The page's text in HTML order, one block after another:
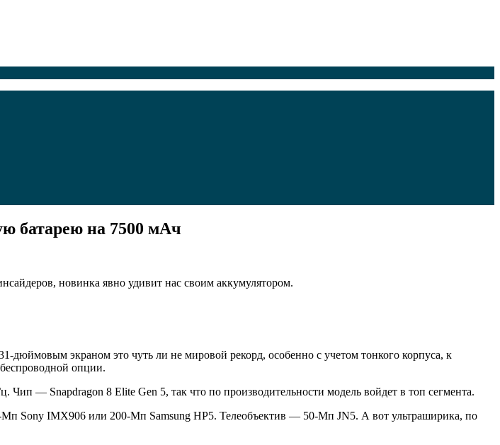
батарею на 7500 мАч
новинка явно удивит нас своим аккумулятором.
экраном это чуть ли не мировой рекорд, особенно с учетом тонкого корпуса, к
опции.
— Snapdragon 8 Elite Gen 5, так что по производительности модель войдет в топ сегмента.
Мп Sony IMX906 или 200-Мп Samsung HP5. Телеобъектив — 50-Мп JN5. А вот ультраширика, по